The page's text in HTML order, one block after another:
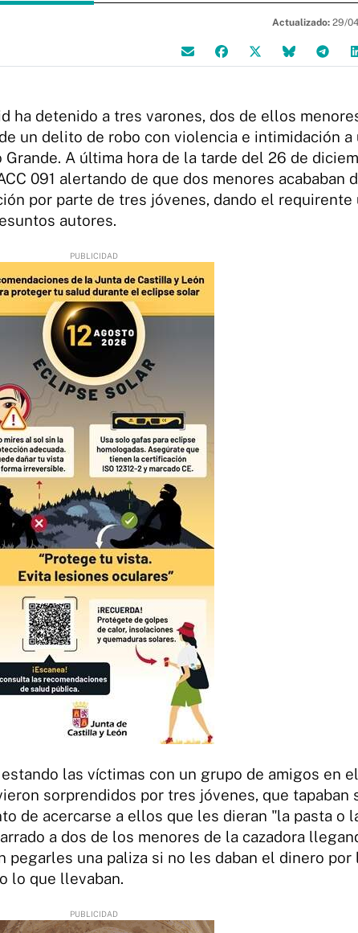
Actualizado: 29/
ha detenido a tres varones, dos de ellos
un delito de robo con violencia e intimidación a
A última hora de la tarde del 26 de
091 alertando de que dos menores acababan
por parte de tres jóvenes, dando el requirente
autores.
las víctimas con un grupo de amigos en el
sorprendidos por tres jóvenes, que tapaban
de acercarse a ellos que les dieran "la pasta o
a dos de los menores de la cazadora
pegarles una paliza si no les daban el dinero por
lo que llevaban.